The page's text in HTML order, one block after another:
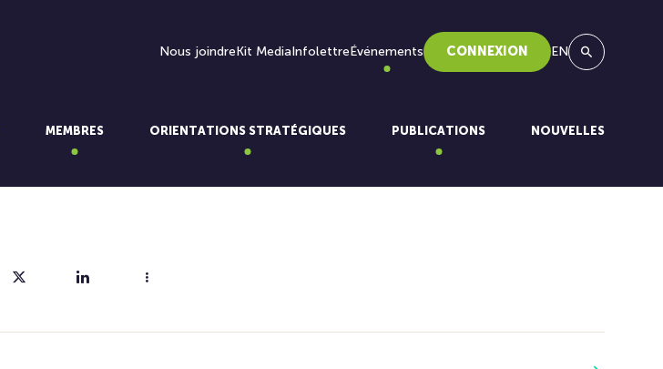
Nous joindreKit MediaInfolettreÉvénements CONNEXION EN
MEMBRES ORIENTATIONS STRATÉGIQUES PUBLICATIONS NOUVELLES